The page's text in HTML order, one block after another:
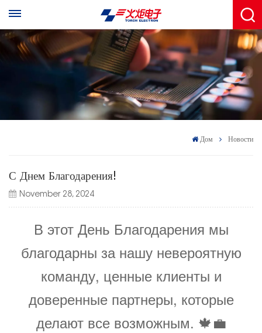
Дом Новости
С Днем Благодарения!
November 28, 2024
В этот День Благодарения мы
благодарны за нашу невероятную
команду, ценные клиенты и
доверенные партнеры, которые
делают все возможным. 🍁💼